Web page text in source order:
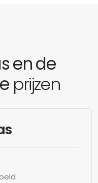
en de
prijzen